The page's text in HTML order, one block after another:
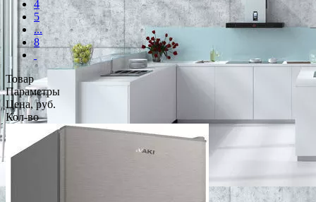
4
5
...
8
Товар
Параметры
Цена, руб.
Кол-во